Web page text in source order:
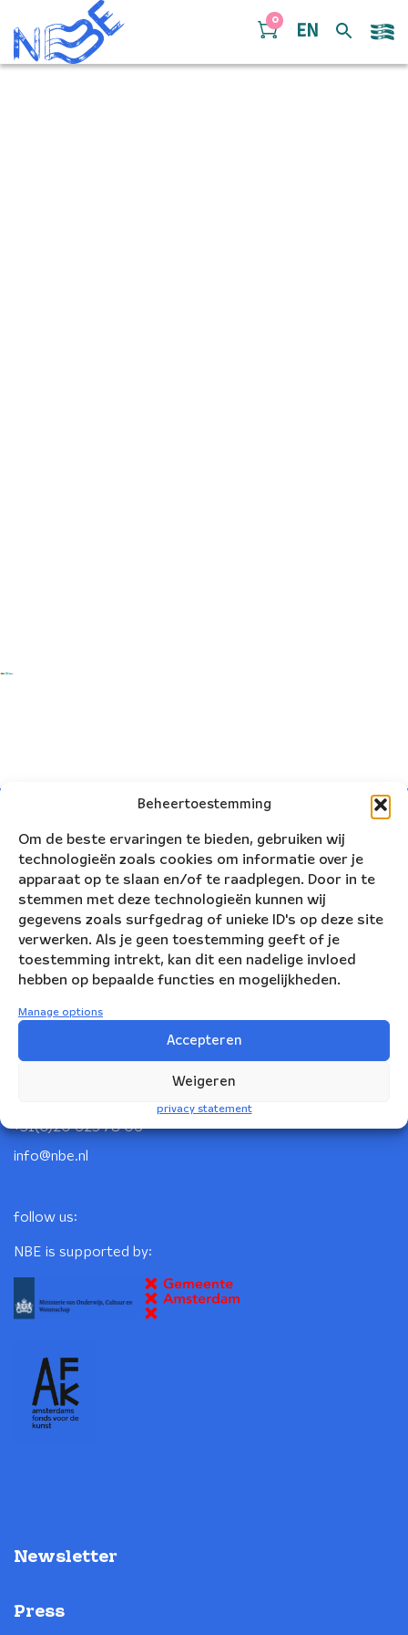
Beheertoestemming
Om de beste ervaringen te bieden, gebruiken wij
technologieën zoals cookies om informatie over je
apparaat op te slaan en/of te raadplegen. Door in te
stemmen met deze technologieën kunnen wij
gegevens zoals surfgedrag of unieke ID's op deze site
verwerken. Als je geen toestemming geeft of je
toestemming intrekt, kan dit een nadelige invloed
hebben op bepaalde functies en mogelijkheden.
Manage options
Accepteren
Weigeren
privacy statement
Doorgaan naar inhoud
0
EN
Nederlandse Blazers Ensemble
+31(0)20 623 78 06
info@nbe.nl
follow us:
NBE is supported by:
Newsletter
Press